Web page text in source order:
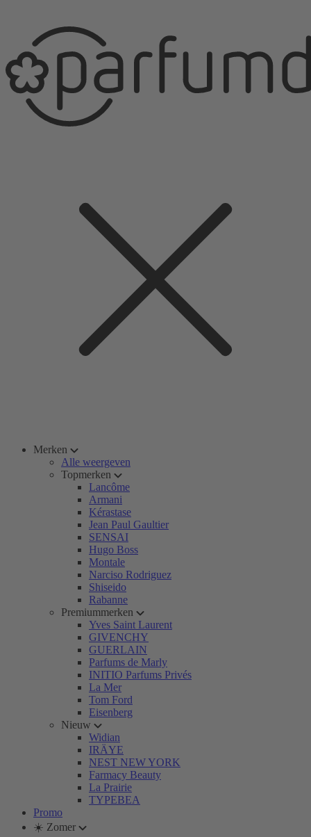
Merken
Alle weergeven
Topmerken
Lancôme
Armani
Kérastase
Jean Paul Gaultier
SENSAI
Hugo Boss
Montale
Narciso Rodriguez
Shiseido
Rabanne
Premiummerken
Yves Saint Laurent
GIVENCHY
GUERLAIN
Parfums de Marly
INITIO Parfums Privés
La Mer
Tom Ford
Eisenberg
Nieuw
Widian
IRÄYE
NEST NEW YORK
Farmacy Beauty
La Prairie
TYPEBEA
Promo
☀️ Zomer